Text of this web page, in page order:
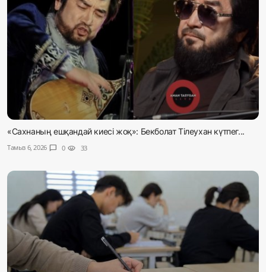
«Сахнаның ешқандай киесі жоқ»: Бекболат Тілеухан күтпег...
Тамыз 6, 2026 chat_bubble 0 visibility 33